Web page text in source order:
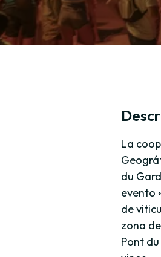
La
du
evento
de
zona
Pont